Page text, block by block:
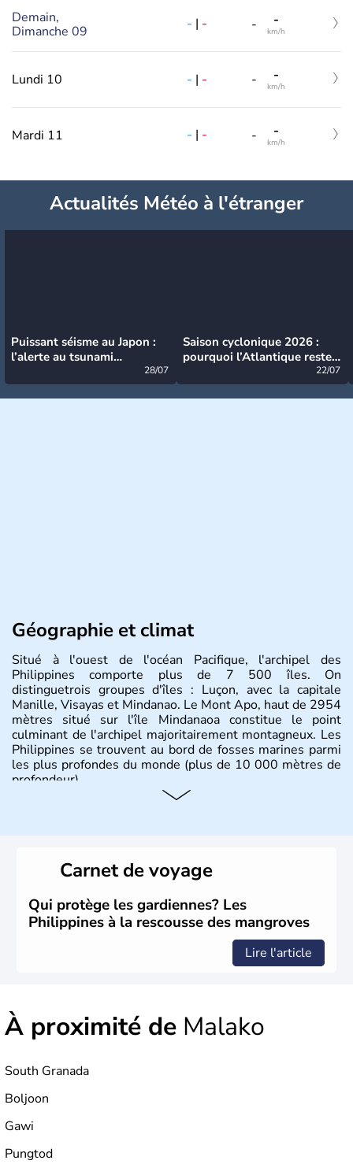
Demain,
Dimanche 09
- | - - -
km/h
Lundi 10 - | - - -
km/h
Mardi 11 - | - - -
km/h
Actualités Météo à l'étranger
Puissant séisme au Japon :
l’alerte au tsunami
28/07
Saison cyclonique 2026 :
pourquoi l’Atlantique reste
22/07
Géographie et climat
Situé à l'ouest de l'océan Pacifique, l'archipel des
Philippines comporte plus de 7 500 îles. On
distinguetrois groupes d'îles : Luçon, avec la capitale
Manille, Visayas et Mindanao. Le Mont Apo, haut de 2954
mètres situé sur l'île Mindanaoa constitue le point
culminant de l'archipel majoritairement montagneux. Les
Philippines se trouvent au bord de fosses marines parmi
les plus profondes du monde (plus de 10 000 mètres de
profondeur).
Carnet de voyage
Qui protège les gardiennes? Les
Philippines à la rescousse des mangroves
Lire l'article
À proximité de Malako
South Granada
Boljoon
Gawi
Pungtod